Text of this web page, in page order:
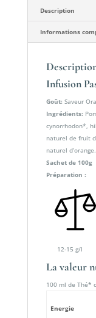
Description
Informations
Infusion
Goût: Saveur
Ingrédients:
cynorrhodon*,
naturel de fruit
naturel
Sachet de 100g
Préparation :
12-15 g/l
La valeur
100 ml de Thé*
Energie